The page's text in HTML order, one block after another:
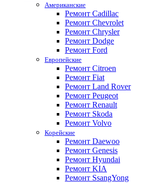
Американские
Ремонт Cadillac
Ремонт Chevrolet
Ремонт Chrysler
Ремонт Dodge
Ремонт Ford
Европейские
Ремонт Citroen
Ремонт Fiat
Ремонт Land Rover
Ремонт Peugeot
Ремонт Renault
Ремонт Skoda
Ремонт Volvo
Корейские
Ремонт Daewoo
Ремонт Genesis
Ремонт Hyundai
Ремонт KIA
Ремонт SsangYong